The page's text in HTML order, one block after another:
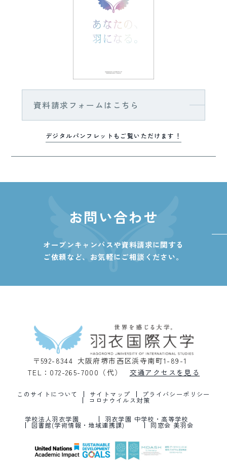
資料請求フォームはこちら
デジタルパンフレットもご覧いただけます！
お問い合わせ
オープンキャンパスや資料請求に関する
ご依頼など、 お気軽にご相談ください。
〒592-8344 大阪府堺市西区浜寺南町1-89-1
TEL：072-265-7000（代）
交通アクセスを見る
このサイトについて サイトマップ プライバシーポリシー
コロナウイルス対策
学校法人羽衣学園 羽衣学園 中学校・高等学校
図書館(学術情報・地域連携課) 同窓会 美羽会